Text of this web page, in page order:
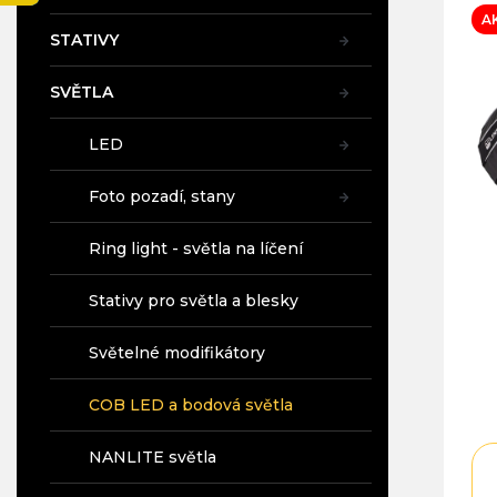
í
STATIVY
SVĚTLA
LED
Foto pozadí, stany
Ring light - světla na líčení
Stativy pro světla a blesky
Světelné modifikátory
COB LED a bodová světla
NANLITE světla